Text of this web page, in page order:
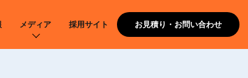
メディア 採用サイト お見積り・お問い合わせ